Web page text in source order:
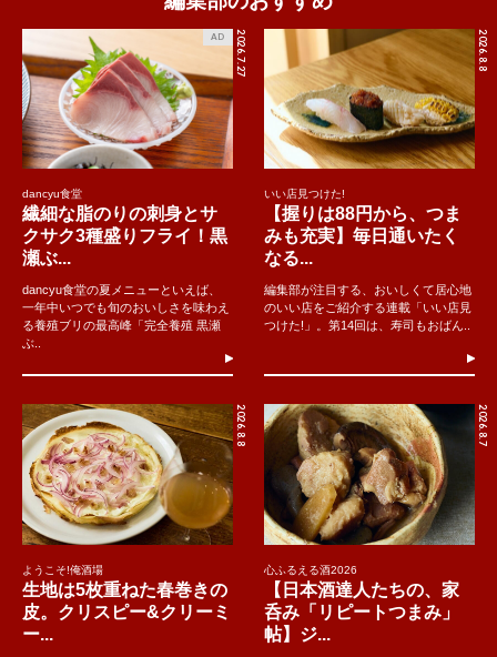
2026.7.27
AD
dancyu食堂
繊細な脂のりの刺身とサ
クサク3種盛りフライ！黒
瀬ぶ...
dancyu食堂の夏メニューといえば、
一年中いつでも旬のおいしさを味わえ
る養殖ブリの最高峰「完全養殖 黒瀬
ぶ..
2026.8.8
いい店見つけた!
【握りは88円から、つま
みも充実】毎日通いたく
なる...
編集部が注目する、おいしくて居心地
のいい店をご紹介する連載「いい店見
つけた!」。第14回は、寿司もおばん..
2026.8.8
ようこそ!俺酒場
生地は5枚重ねた春巻きの
皮。クリスピー&クリーミ
ー...
2026.8.7
心ふるえる酒2026
【日本酒達人たちの、家
呑み「リピートつまみ」
帖】ジ...